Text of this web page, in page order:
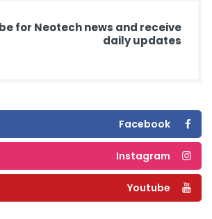
for Neotech news and receive
daily updates
Facebook
Instagram
Youtube